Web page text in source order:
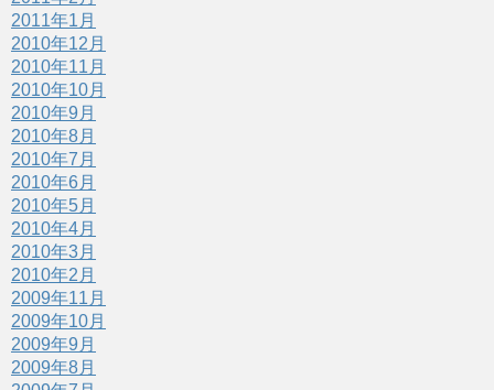
2011年1月
2010年12月
2010年11月
2010年10月
2010年9月
2010年8月
2010年7月
2010年6月
2010年5月
2010年4月
2010年3月
2010年2月
2009年11月
2009年10月
2009年9月
2009年8月